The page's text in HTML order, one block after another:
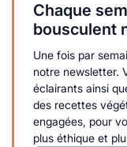
Chaque
bousculent
Une fois par
notre newsletter.
éclairants ainsi
des recettes
engagées, pour
plus éthique et